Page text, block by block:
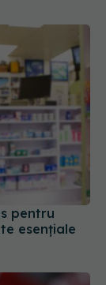
pentru
esențiale